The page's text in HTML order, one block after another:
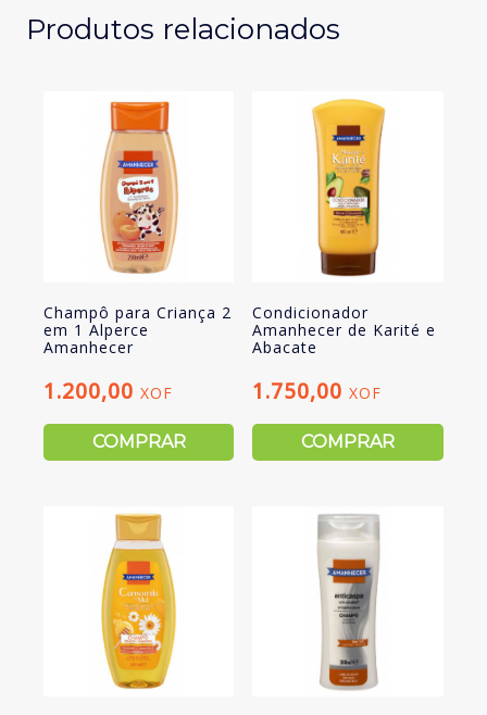
Produtos relacionados
Champô para Criança 2
em 1 Alperce
Amanhecer
1.200,00 XOF
COMPRAR
Condicionador
Amanhecer de Karité e
Abacate
1.750,00XOF
COMPRAR